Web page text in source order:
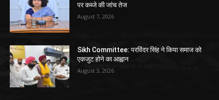
पर कब्जे की जांच तेज
August 7, 2026
Sikh Committee: परविंदर सिंह ने किया समाज को
एकजुट होने का आह्वान
August 3, 2026